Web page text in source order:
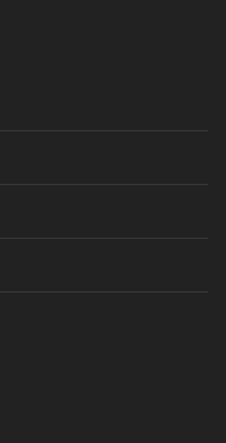
Diode) es un...